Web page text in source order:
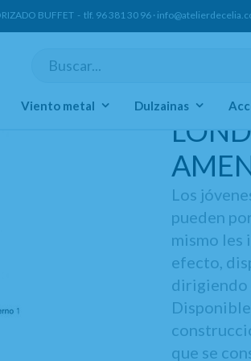
BUFFET - tlf. 96 381 30 96 ·
Viento metal Dulzainas
Los
pueden
mismo les
efecto,
dirigiendo
que se